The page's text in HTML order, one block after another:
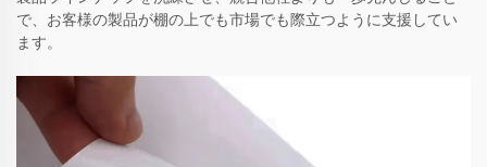
で、お客様の製品が棚の上でも市場でも際立つように支援してい
ます。